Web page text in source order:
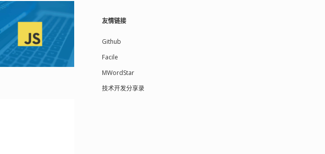
友情链接
Github
Facile
MWordStar
技术开发分享录